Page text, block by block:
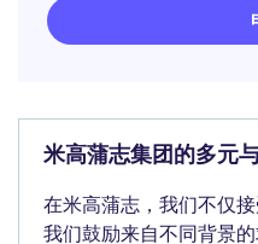
米高蒲志集团的多元
在米高蒲志，我们不仅
我们鼓励来自不同背景